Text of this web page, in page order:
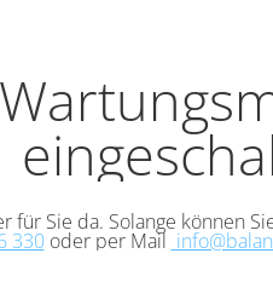
für Sie da. Solange können
330oder per Mail